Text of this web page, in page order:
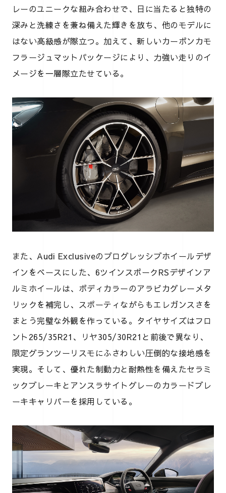
レーのユニークな組み合わせで、日に当たると独特の
深みと洗練さを兼ね備えた輝きを放ち、他のモデルに
はない高級感が際立つ。加えて、新しいカーボンカモ
フラージュマットパッケージにより、力強い走りのイ
メージを一層際立たせている。
また、Audi Exclusiveのプログレッシブホイールデザ
インをベースにした、6ツインスポークRSデザインア
ルミホイールは、ボディカラーのアラビカグレーメタ
リックを補完し、スポーティながらもエレガンスさを
まとう完璧な外観を作っている。タイヤサイズはフロ
ント265/35R21、リヤ305/30R21と前後で異なり、
限定グランツーリスモにふさわしい圧倒的な接地感を
実現。そして、優れた制動力と耐熱性を備えたセラミ
ックブレーキとアンスラサイトグレーのカラードブレ
ーキキャリパーを採用している。